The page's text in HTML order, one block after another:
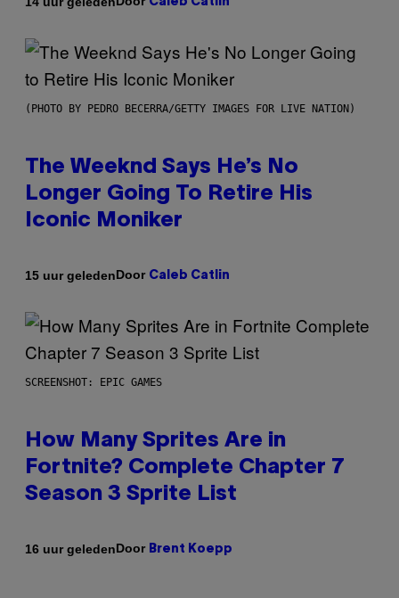
Caleb Catlin
(PHOTO BY PEDRO BECERRA/GETTY IMAGES FOR LIVE NATION)
The Weeknd Says He’s No
Longer Going To Retire His
Iconic Moniker
15 uur geledenDoor Caleb Catlin
SCREENSHOT: EPIC GAMES
How Many Sprites Are in
Fortnite? Complete Chapter 7
Season 3 Sprite List
16 uur geledenDoor Brent Koepp